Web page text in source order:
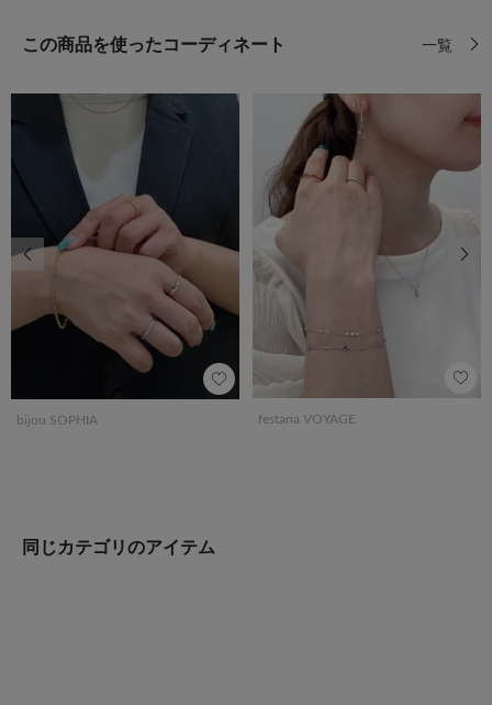
この商品を使ったコーディネート 一覧
bijou SOPHIA festaria VOYAGE
前の画像
同じカテゴリのアイテム